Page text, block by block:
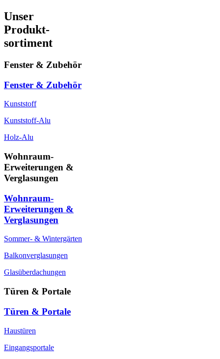
Unser
Produkt-
sortiment
Fenster & Zubehör
Fenster & Zubehör
Kunststoff
Kunststoff-Alu
Holz-Alu
Wohnraum-
Erweiterungen &
Verglasungen
Wohnraum-
Erweiterungen &
Verglasungen
Sommer- & Wintergärten
Balkonverglasungen
Glasüberdachungen
Türen & Portale
Türen & Portale
Haustüren
Eingangsportale